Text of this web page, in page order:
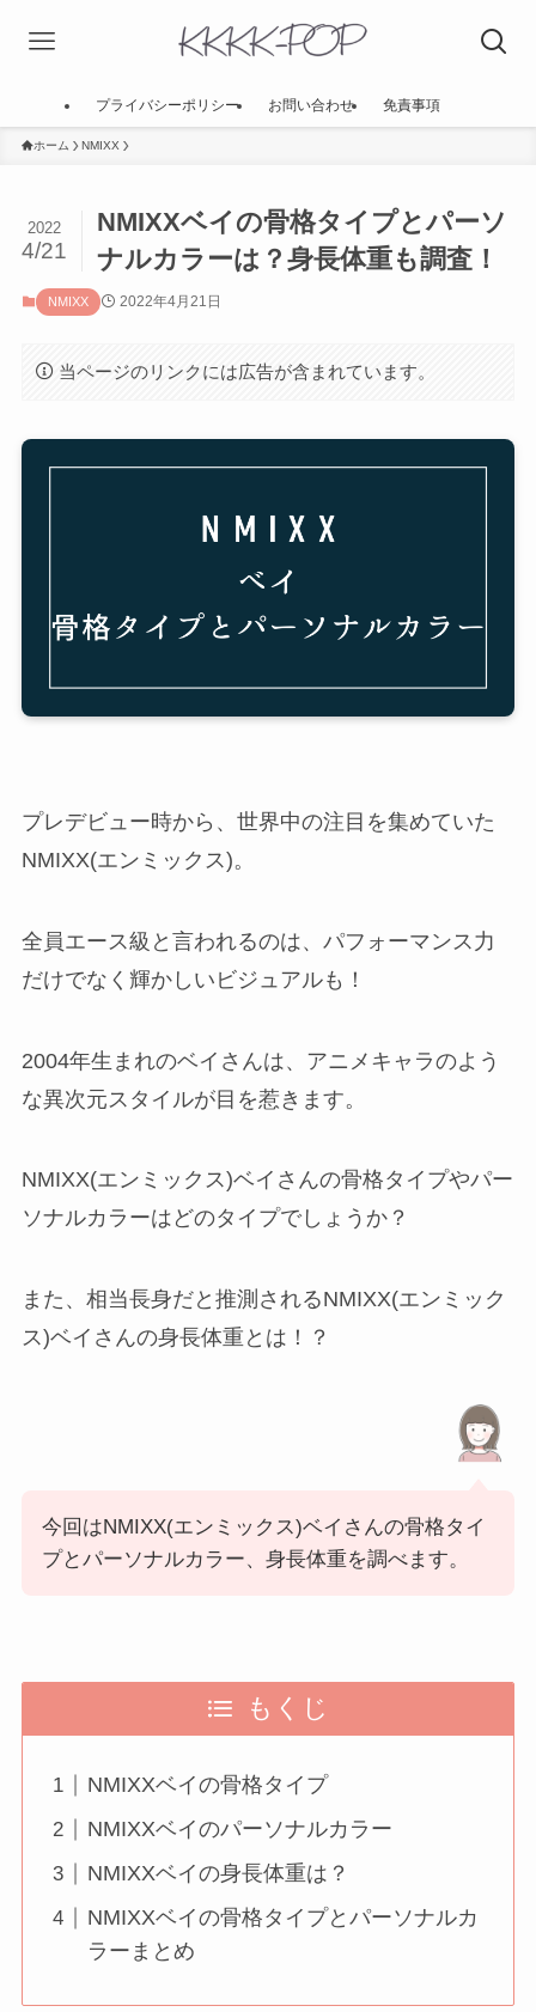
プライバシーポリシー お問い合わせ 免責事項
ホーム NMIXX
NMIXXベイの骨格タイプとパーソ
ナルカラーは？身長体重も調査！
2022
4/21
NMIXX 2022年4月21日
当ページのリンクには広告が含まれています。
プレデビュー時から、世界中の注目を集めていた
NMIXX(エンミックス)。
全員エース級と言われるのは、パフォーマンス力
だけでなく輝かしいビジュアルも！
2004年生まれのベイさんは、アニメキャラのよう
な異次元スタイルが目を惹きます。
NMIXX(エンミックス)ベイさんの骨格タイプやパー
ソナルカラーはどのタイプでしょうか？
また、相当長身だと推測されるNMIXX(エンミック
ス)ベイさんの身長体重とは！？
今回はNMIXX(エンミックス)ベイさんの骨格タイ
プとパーソナルカラー、身長体重を調べます。
もくじ
NMIXXベイの骨格タイプ
NMIXXベイのパーソナルカラー
NMIXXベイの身長体重は？
NMIXXベイの骨格タイプとパーソナルカ
ラーまとめ